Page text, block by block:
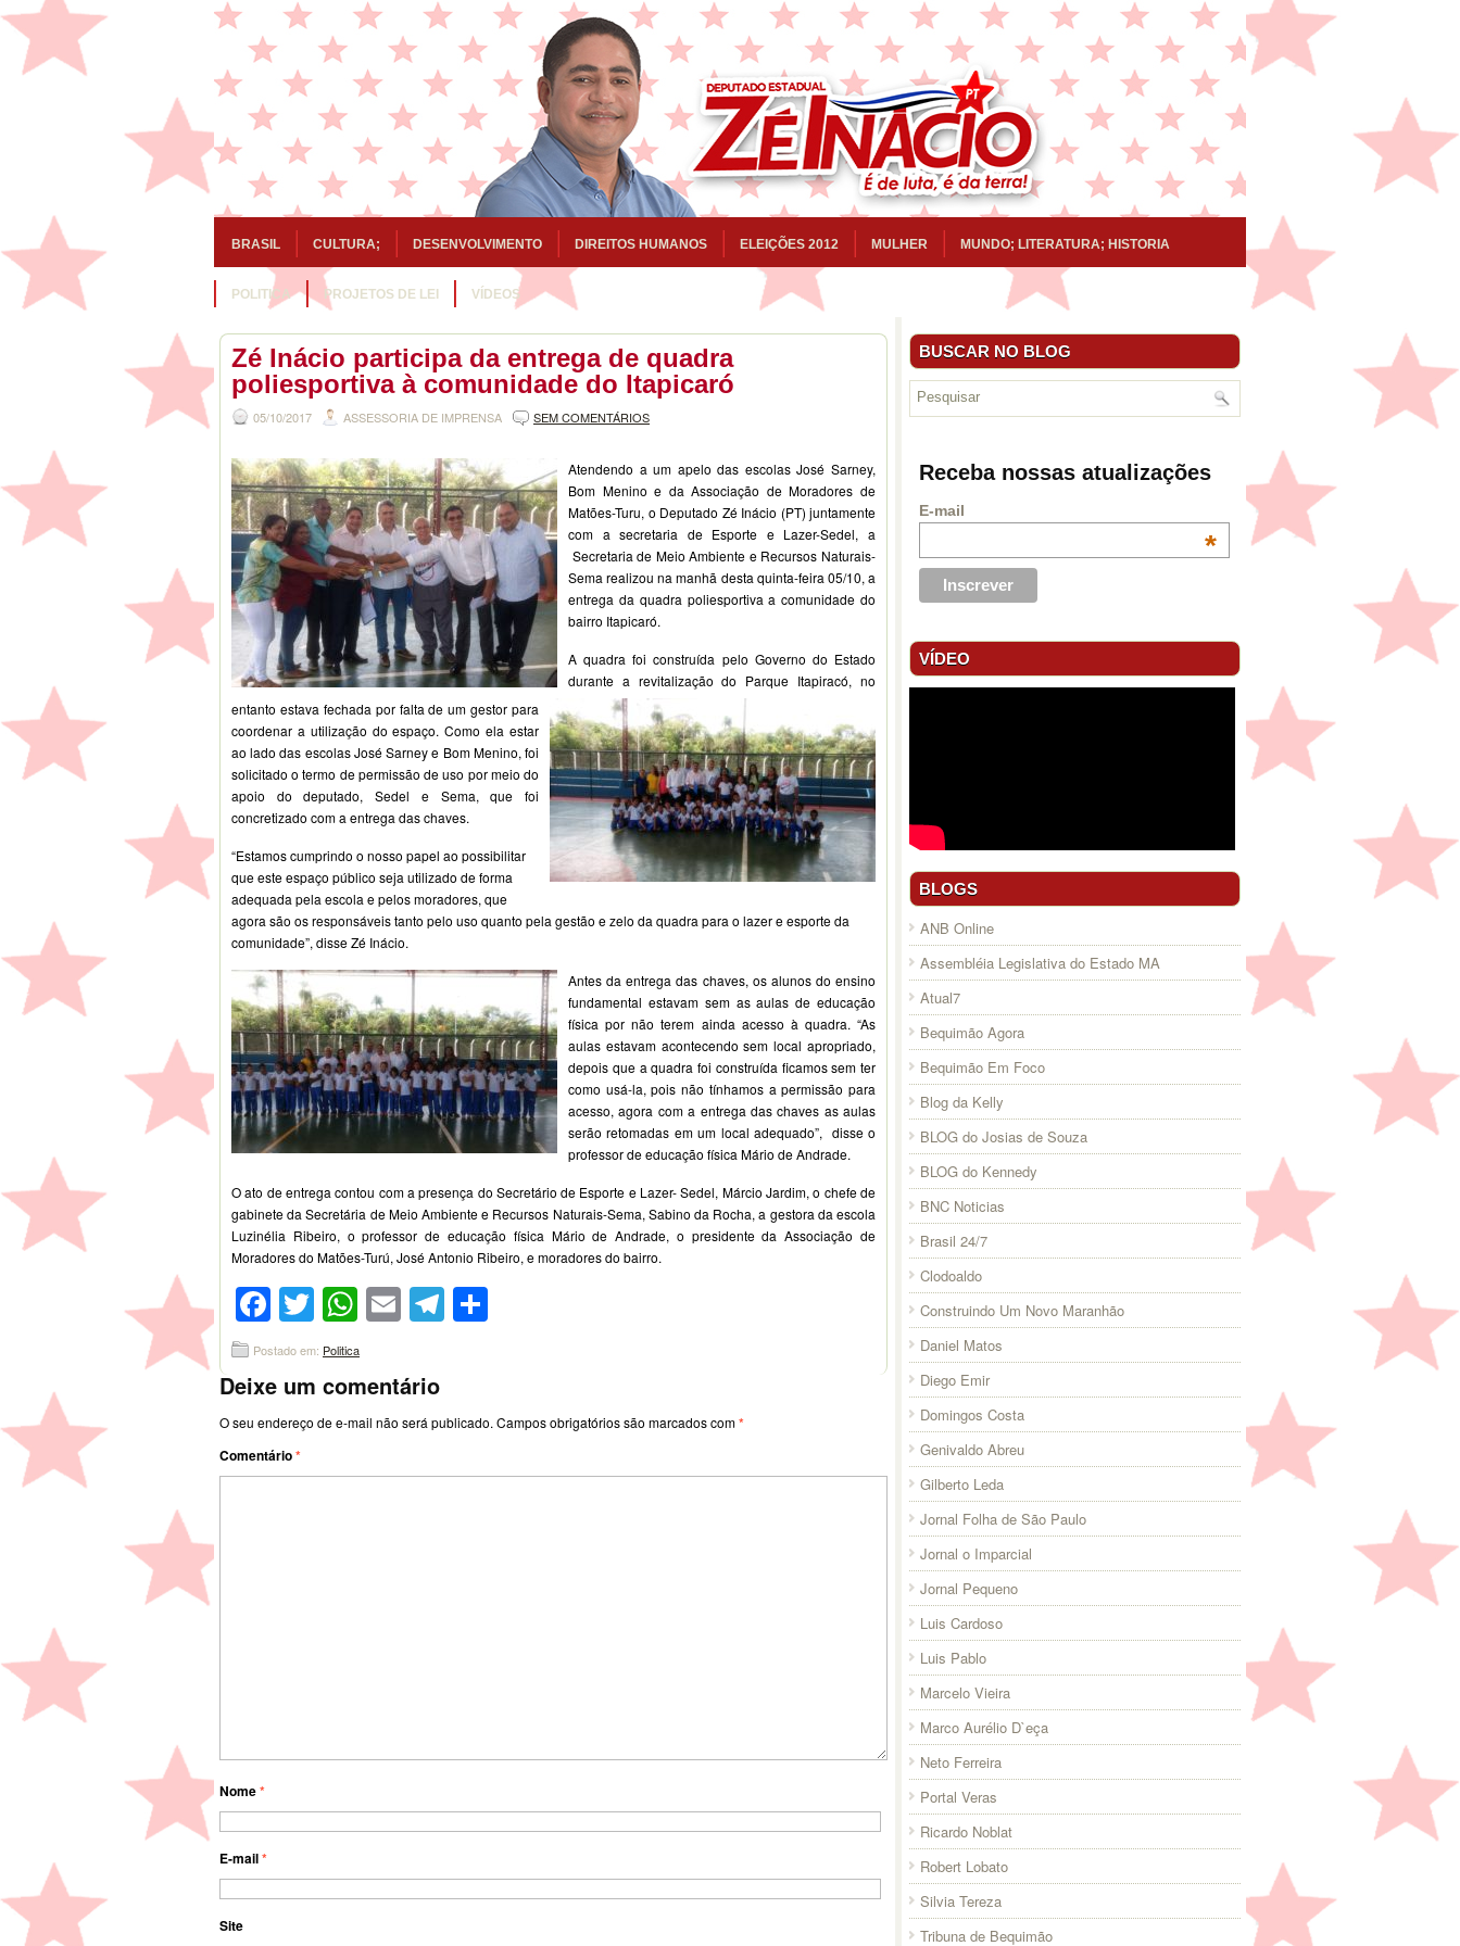
BRASIL CULTURA; DESENVOLVIMENTO DIREITOS HUMANOS ELEIÇÕES 2012 MULHER MUNDO; LITERATURA; HISTORIA
POLITICA PROJETOS DE LEI VÍDEOS
Zé Inácio participa da entrega de quadra
poliesportiva à comunidade do Itapicaró
05/10/2017 ASSESSORIA DE IMPRENSA SEM COMENTÁRIOS
Atendendo a um apelo das escolas José Sarney,
Bom Menino e da Associação de Moradores de
Matões-Turu, o Deputado Zé Inácio (PT) juntamente
com a secretaria de Esporte e Lazer-Sedel, a
Secretaria de Meio Ambiente e Recursos Naturais-
Sema realizou na manhã desta quinta-feira 05/10, a
entrega da quadra poliesportiva a comunidade do
bairro Itapicaró.
A quadra foi construída pelo Governo do Estado
durante a revitalização do Parque Itapiracó, no
entanto estava fechada por falta de um gestor para
coordenar a utilização do espaço. Como ela estar
ao lado das escolas José Sarney e Bom Menino, foi
solicitado o termo de permissão de uso por meio do
apoio do deputado, Sedel e Sema, que foi
concretizado com a entrega das chaves.
“Estamos cumprindo o nosso papel ao possibilitar
que este espaço público seja utilizado de forma
adequada pela escola e pelos moradores, que
agora são os responsáveis tanto pelo uso quanto pela gestão e zelo da quadra para o lazer e esporte da
comunidade”, disse Zé Inácio.
Antes da entrega das chaves, os alunos do ensino
fundamental estavam sem as aulas de educação
física por não terem ainda acesso à quadra. “As
aulas estavam acontecendo sem local apropriado,
depois que a quadra foi construída ficamos sem ter
como usá-la, pois não tínhamos a permissão para
acesso, agora com a entrega das chaves as aulas
serão retomadas em um local adequado”, disse o
professor de educação física Mário de Andrade.
O ato de entrega contou com a presença do Secretário de Esporte e Lazer- Sedel, Márcio Jardim, o chefe de
gabinete da Secretária de Meio Ambiente e Recursos Naturais-Sema, Sabino da Rocha, a gestora da escola
Luzinélia Ribeiro, o professor de educação física Mário de Andrade, o presidente da Associação de
Moradores do Matões-Turú, José Antonio Ribeiro, e moradores do bairro.
Facebook
Twitter
WhatsApp
EmailTelegram
Postado em: Politica
Deixe um comentário
O seu endereço de e-mail não será publicado. Campos obrigatórios são marcados com*
Comentário*
Nome*
E-mail*
Site
BUSCAR NO BLOG
Receba nossas atualizações
E-mail
*
VÍDEO
BLOGS
ANB Online
Assembléia Legislativa do Estado MA
Atual7
Bequimão Agora
Bequimão Em Foco
Blog da Kelly
BLOG do Josias de Souza
BLOG do Kennedy
BNC Noticias
Brasil 24/7
Clodoaldo
Construindo Um Novo Maranhão
Daniel Matos
Diego Emir
Domingos Costa
Genivaldo Abreu
Gilberto Leda
Jornal Folha de São Paulo
Jornal o Imparcial
Jornal Pequeno
Luis Cardoso
Luis Pablo
Marcelo Vieira
Marco Aurélio D`eça
Neto Ferreira
Portal Veras
Ricardo Noblat
Robert Lobato
Silvia Tereza
Tribuna de Bequimão